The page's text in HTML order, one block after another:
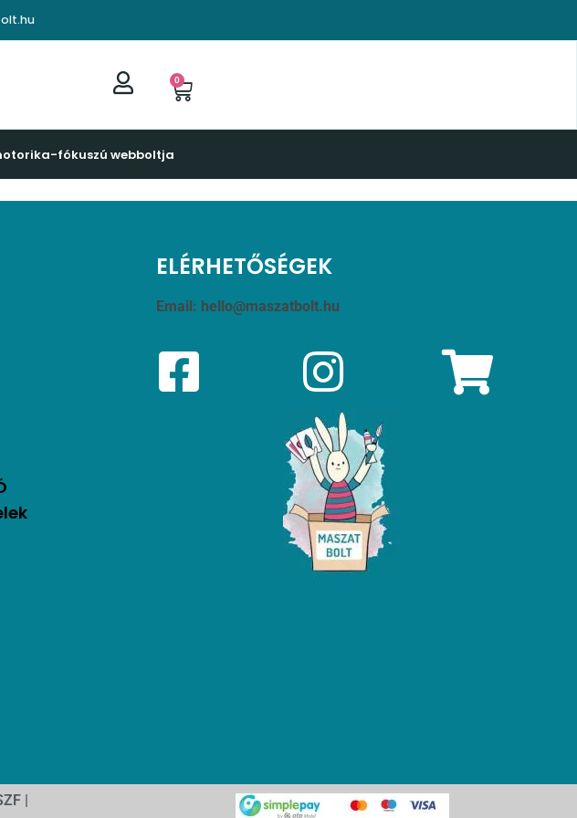
0
fókuszú webboltja
ELÉRHETŐSÉGEK
Email: hello@maszatbolt.hu
|